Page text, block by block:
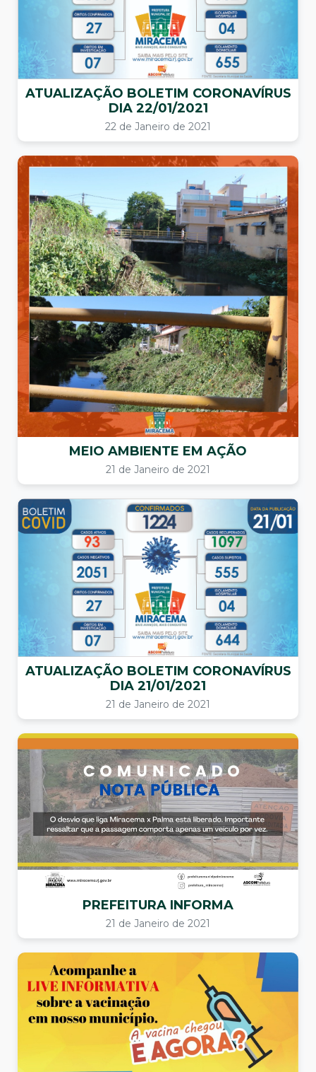
ATUALIZAÇÃO BOLETIM CORONAVÍRUS
DIA 22/01/2021
22 de Janeiro de 2021
MEIO AMBIENTE EM AÇÃO
21 de Janeiro de 2021
ATUALIZAÇÃO BOLETIM CORONAVÍRUS
DIA 21/01/2021
21 de Janeiro de 2021
PREFEITURA INFORMA
21 de Janeiro de 2021